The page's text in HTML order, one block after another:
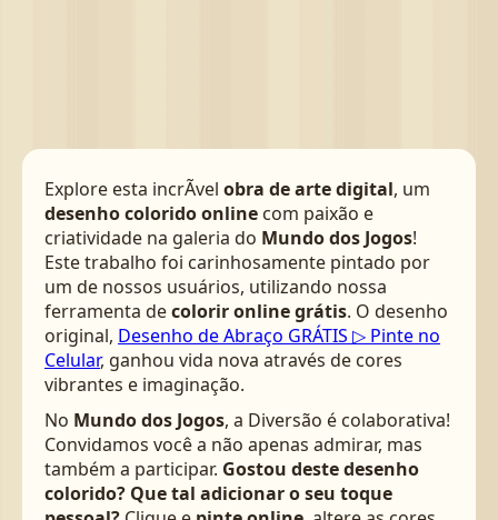
Explore esta incrÃ­vel obra de arte digital, um
desenho colorido online com paixão e
criatividade na galeria do Mundo dos Jogos!
Este trabalho foi carinhosamente pintado por
um de nossos usuários, utilizando nossa
ferramenta decolorir online grátis. O desenho
original, Desenho de Abraço GRÁTIS ▷ Pinte no
Celular, ganhou vida nova através de cores
vibrantes e imaginação.
No Mundo dos Jogos, a Diversão é colaborativa!
Convidamos você a não apenas admirar, mas
também a participar. Gostou deste desenho
colorido? Que tal adicionar o seu toque